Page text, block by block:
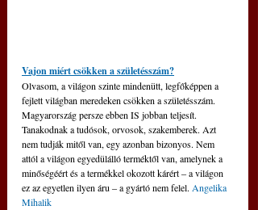
Vajon miért csökken a születésszám?
Olvasom, a világon szinte mindenütt, legfőképpen a
fejlett világban meredeken csökken a születésszám.
Magyarország persze ebben IS jobban teljesít.
Tanakodnak a tudósok, orvosok, szakemberek. Azt
nem tudják mitől van, egy azonban bizonyos. Nem
attól a világon egyedülálló terméktől van, amelynek a
minőségéért és a termékkel okozott kárért ‒ a világon
ez az egyetlen ilyen áru ‒ a gyártó nem felel. Angelika
Mihalik